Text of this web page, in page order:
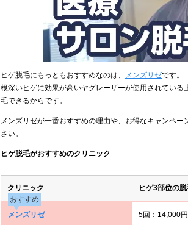
ヒゲ脱毛にもっともおすすめなのは、 メンズリゼです。
根深いヒゲに効果が高いヤグレーザーが使用されてい
毛できるからです。
メンズリゼが一番おすすめの理由や、お得なキャンペ
さい。
ヒゲ脱毛がおすすめのクリニック
クリニック ヒゲ3部位の
おすすめ
メンズリゼ
5回：14,000円